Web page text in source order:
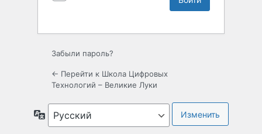
Забыли пароль?
← Перейти к Школа Цифровых
Технологий – Великие Луки
Язык